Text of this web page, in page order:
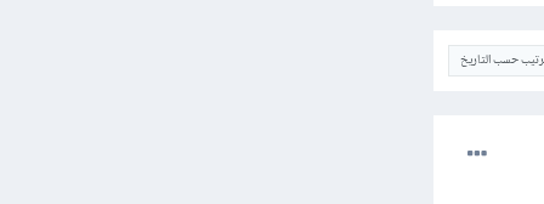
حسب التاريخ